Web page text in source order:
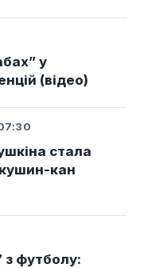
у
(відео)
стала
кан
з футболу: